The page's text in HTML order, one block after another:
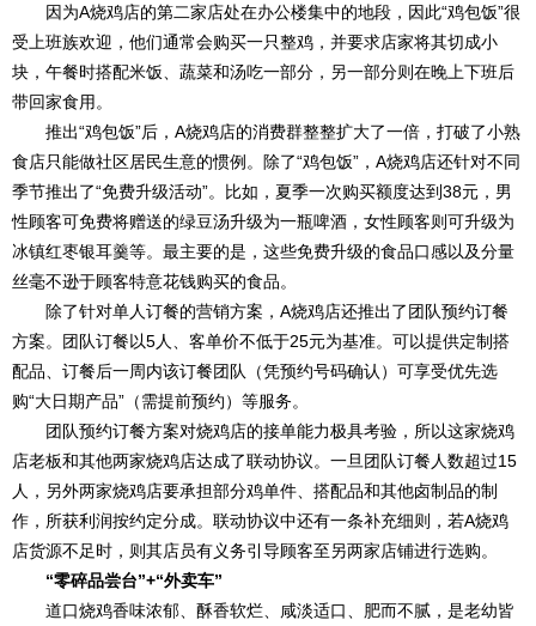
因为A烧鸡店的第二家店处在办公楼集中的地段，因此“鸡包饭”很
受上班族欢迎，他们通常会购买一只整鸡，并要求店家将其切成小
块，午餐时搭配米饭、蔬菜和汤吃一部分，另一部分则在晚上下班后
带回家食用。
推出“鸡包饭”后，A烧鸡店的消费群整整扩大了一倍，打破了小熟
食店只能做社区居民生意的惯例。除了“鸡包饭”，A烧鸡店还针对不同
季节推出了“免费升级活动”。比如，夏季一次购买额度达到38元，男
性顾客可免费将赠送的绿豆汤升级为一瓶啤酒，女性顾客则可升级为
冰镇红枣银耳羹等。最主要的是，这些免费升级的食品口感以及分量
丝毫不逊于顾客特意花钱购买的食品。
除了针对单人订餐的营销方案，A烧鸡店还推出了团队预约订餐
方案。团队订餐以5人、客单价不低于25元为基准。可以提供定制搭
配品、订餐后一周内该订餐团队（凭预约号码确认）可享受优先选
购“大日期产品”（需提前预约）等服务。
团队预约订餐方案对烧鸡店的接单能力极具考验，所以这家烧鸡
店老板和其他两家烧鸡店达成了联动协议。一旦团队订餐人数超过15
人，另外两家烧鸡店要承担部分鸡单件、搭配品和其他卤制品的制
作，所获利润按约定分成。联动协议中还有一条补充细则，若A烧鸡
店货源不足时，则其店员有义务引导顾客至另两家店铺进行选购。
“零碎品尝台”+“外卖车”
道口烧鸡香味浓郁、酥香软烂、咸淡适口、肥而不腻，是老幼皆